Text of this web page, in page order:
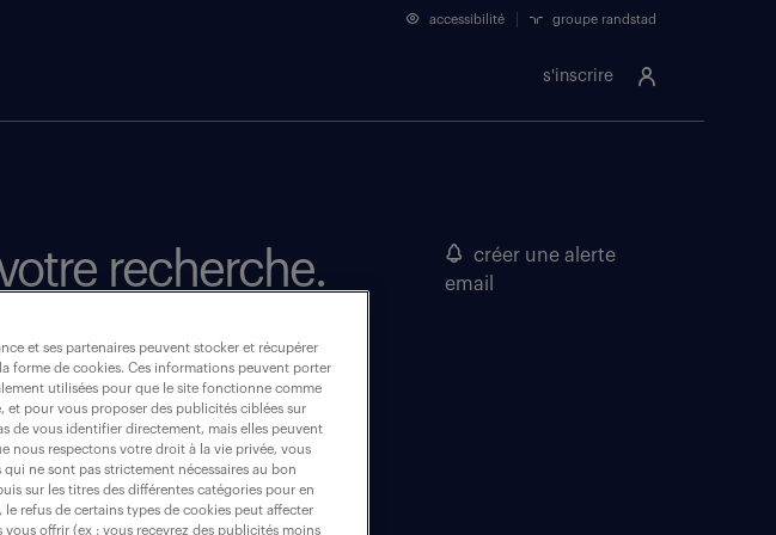
s'inscrire
accessibilité groupe randstad
recherche.
créer une alerte
email
CDD(1)
et ses partenaires peuvent stocker et récupérer
forme de cookies. Ces informations peuvent porter
utilisées pour que le site fonctionne comme
et pour vous proposer des publicités ciblées sur
de vous identifier directement, mais elles peuvent
nous respectons votre droit à la vie privée, vous
ne sont pas strictement nécessaires au bon
sur les titres des différentes catégories pour en
refus de certains types de cookies peut affecter
offrir (ex : vous recevrez des publicités moins